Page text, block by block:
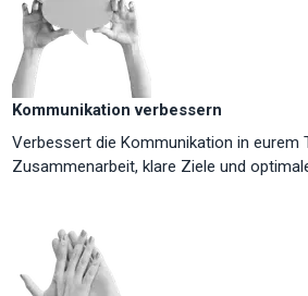
Kommunikation verbessern
Verbessert die Kommunikation in eurem
Zusammenarbeit, klare Ziele und